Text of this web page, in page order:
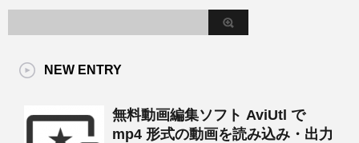
NEW ENTRY
無料動画編集ソフト AviUtl で
mp4 形式の動画を読み込み・出力